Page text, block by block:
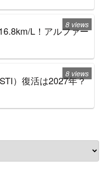
L！アルファー
8 views
）復活は2027年？
8 views